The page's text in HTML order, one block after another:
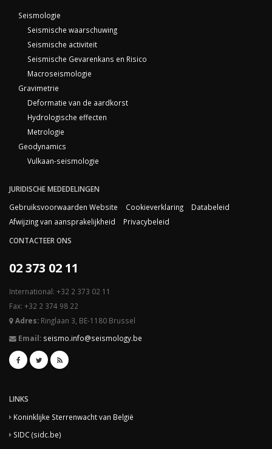
Seismologie
Seismische waarschuwing
Seismische activiteit
Seismische Gevarenkans en Risico
Macroseismologie
Gravimetrie
Deformatie van de aardkorst
Hydrologische effecten
Metrologie
Geodynamics
Vulkaan-seismologie
JURIDISCHE MEDEDELINGEN
Gebruiksvoorwaarden Website
Cookieverklaring
Databeleid
Afwijzing van aansprakelijkheid
Privacybeleid
CONTACTEER ONS
02 373 02 11
International: +32 2 373 02 11
Fax: +32 2 374 98 22
Adres: Ringlaan 3, BE-1180 Brussel
Email: seismo.info@seismology.be
LINKS
Koninklijke Sterrenwacht van België
SIDC (sidc.be)